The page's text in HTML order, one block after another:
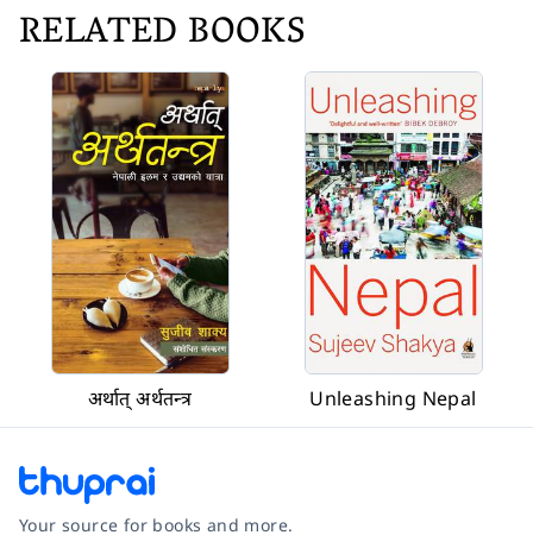
RELATED BOOKS
अर्थात् अर्थतन्त्र Unleashing Nepal
Your source for books and more.